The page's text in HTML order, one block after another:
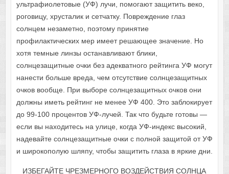
ультрафиолетовые (УФ) лучи, помогают защитить веко,
роговицу, хрусталик и сетчатку. Повреждение глаз
солнцем незаметно, поэтому принятие
профилактических мер имеет решающее значение. Но
хотя темные линзы останавливают блики,
солнцезащитные очки без адекватного рейтинга УФ могут
нанести больше вреда, чем отсутствие солнцезащитных
очков вообще. При выборе солнцезащитных очков они
должны иметь рейтинг не менее УФ 400. Это заблокирует
до 99-100 процентов УФ-лучей. Так что будьте готовы —
если вы находитесь на улице, когда УФ-индекс высокий,
надевайте солнцезащитные очки с полной защитой от УФ
и широкополую шляпу, чтобы защитить глаза в яркие дни.
ИЗБЕГАЙТЕ ЧРЕЗМЕРНОГО ВОЗДЕЙСТВИЯ СОЛНЦА